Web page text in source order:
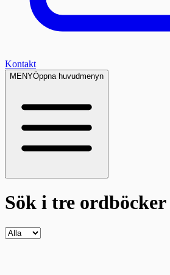
Kontakt
MENYÖppna huvudmenyn
Sök i tre ordböcker